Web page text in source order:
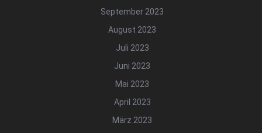
September 2023
August 2023
Juli 2023
Juni 2023
Mai 2023
April 2023
März 2023